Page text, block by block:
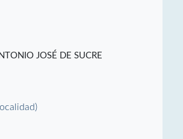
JOSÉ DE SUCRE